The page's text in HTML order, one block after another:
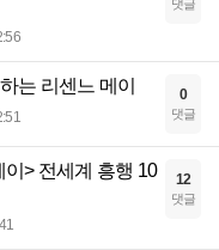
댓글
는 리센느 메이 0
댓글
> 전세계 흥행 10
12
댓글